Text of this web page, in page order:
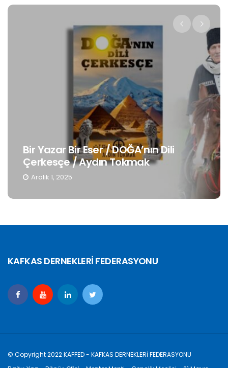
Bir Yazar Bir Eser / DOĞA’nın Dili
Çerkesçe / Aydın Tokmak
Aralık 1, 2025
KAFKAS DERNEKLERİ FEDERASYONU
© Copyright 2022 KAFFED - KAFKAS DERNEKLERİ FEDERASYONU